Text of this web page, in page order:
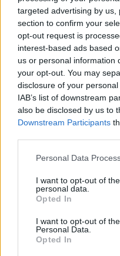
targeted advertising by
section to confirm your
opt-out request is
interest-based ads based
us or personal information
your opt-out. You may
disclosure of your
IAB’s list of downstream
also be disclosed by us to
Downstream Participants
Personal Data
I want to opt-out of
personal data.
Opted In
I want to opt-out of
Personal Data.
Opted In
Russell Westbrook (che
Jazz), Juan Toscano-
parte dei Jazz l'obiettivo
2027 dei Lakers, che i
4 (cioè rimarrà a L.A. se
posizioni, altrimenti andrà ai
le prime quattro, la scelta
seconda sempre al Draft
tre sono Mike Conley e
dai Jazz ai Timberwolves, i